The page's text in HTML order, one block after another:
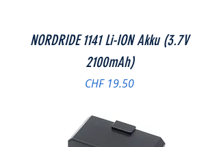
NORDRIDE 1141 Li-ION Akku (3.7V
2100mAh)
Preis
CHF 19.50